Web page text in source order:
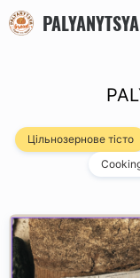
Цільнозернове тісто